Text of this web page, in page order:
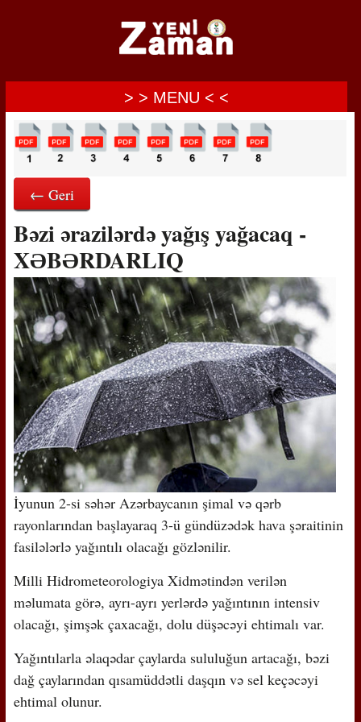
> > MENU < <
← Geri
Bəzi ərazilərdə yağış yağacaq -
XƏBƏRDARLIQ
İyunun 2-si səhər Azərbaycanın şimal və qərb
rayonlarından başlayaraq 3-ü gündüzədək hava şəraitinin
fasilələrlə yağıntılı olacağı gözlənilir.
Milli Hidrometeorologiya Xidmətindən verilən
məlumata görə, ayrı-ayrı yerlərdə yağıntının intensiv
olacağı, şimşək çaxacağı, dolu düşəcəyi ehtimalı var.
Yağıntılarla əlaqədar çaylarda sululuğun artacağı, bəzi
dağ çaylarından qısamüddətli daşqın və sel keçəcəyi
ehtimal olunur.